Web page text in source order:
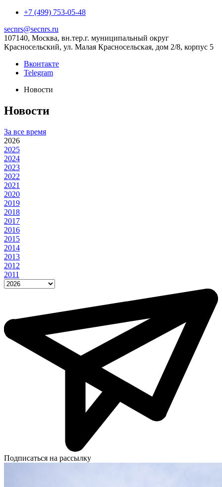
+7 (499) 753-05-48
secnrs@secnrs.ru
107140, Москва, вн.тер.г. муниципальный округ
Красносельский, ул. Малая Красносельская, дом 2/8, корпус 5
Вконтакте
Telegram
Новости
Новости
За все время
2026
2025
2024
2023
2022
2021
2020
2019
2018
2017
2016
2015
2014
2013
2012
2011
Подписаться на рассылку